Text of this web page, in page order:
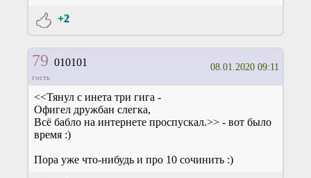
+2
79 010101
гость
08.01.2020 09:11
<<Тянул с инета три гига -
Офигел дружбан слегка,
Всё бабло на интернете проспускал.>> - вот было
время :)
Пора уже что-нибудь и про 10 сочинить :)